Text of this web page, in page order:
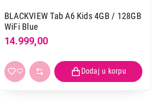
BLACKVIEW Tab A6 Kids 4GB / 128GB
WiFi Blue
14.999,00